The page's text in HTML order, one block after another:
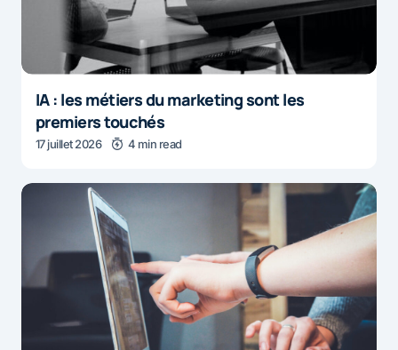
IA : les métiers du marketing sont les
premiers touchés
17 juillet 2026 4 min read